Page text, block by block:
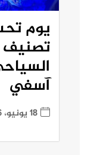
يوم
تصنيف
آسفي
18 يونيو، 2026